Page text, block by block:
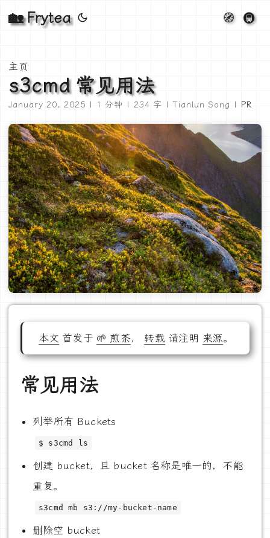
🏡 Frytea 🧭 🚇
主页
s3cmd 常见用法
January 20, 2025 | 1 分钟 | 234 字 | Tianlun Song | PR
本文 首发于 🌱 煎茶，转载请注明 来源。
常见用法
列举所有 Buckets
$ s3cmd ls
创建 bucket，且 bucket 名称是唯一的，不能
重复。
s3cmd mb s3://my-bucket-name
删除空 bucket